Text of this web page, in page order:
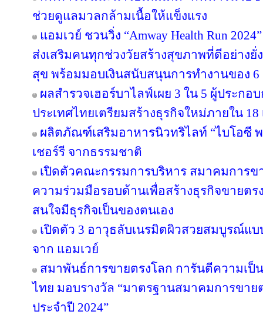
ช่วยดูแลมวลกล้ามเนื้อให้แข็งแรง
แอมเวย์ ชวนวิ่ง “Amway Health Run
ส่งเสริมคนทุกช่วงวัยสร้างสุขภาพที่ดีอย่าง
สุข พร้อมมอบเงินสนับสนุนการทำงานของ
ผลสำรวจเฮอร์บาไลฟ์เผย 3 ใน 5 ผู้ประกอ
ประเทศไทยเตรียมสร้างธุรกิจใหม่ภายใน 18
ผลิตภัณฑ์เสริมอาหารนิวทริไลท์ “ไบโอซี
เชอร์รี จากธรรมชาติ
เปิดตัวคณะกรรมการบริหาร สมาคมการ
ความร่วมมือรอบด้านเพื่อสร้างธุรกิจขายตร
สนใจมีธุรกิจเป็นของตนเอง
เปิดตัว 3 อาวุธลับเนรมิตผิวสวยสมบูรณ์แบ
จาก แอมเวย์
สมาพันธ์การขายตรงโลก การันตีความเป็
ไทย มอบรางวัล “มาตรฐานสมาคมการขา
ประจำปี 2024”